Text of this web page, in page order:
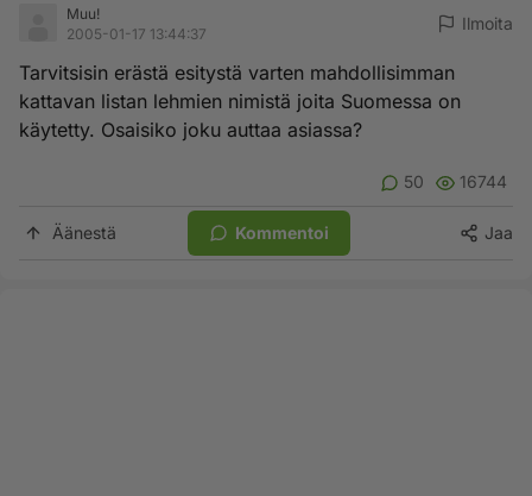
Muu!
2005-01-17 13:44:37
Ilmoita
Tarvitsisin erästä esitystä varten mahdollisimman
kattavan listan lehmien nimistä joita Suomessa on
käytetty. Osaisiko joku auttaa asiassa?
50 16744
Äänestä Kommentoi Jaa